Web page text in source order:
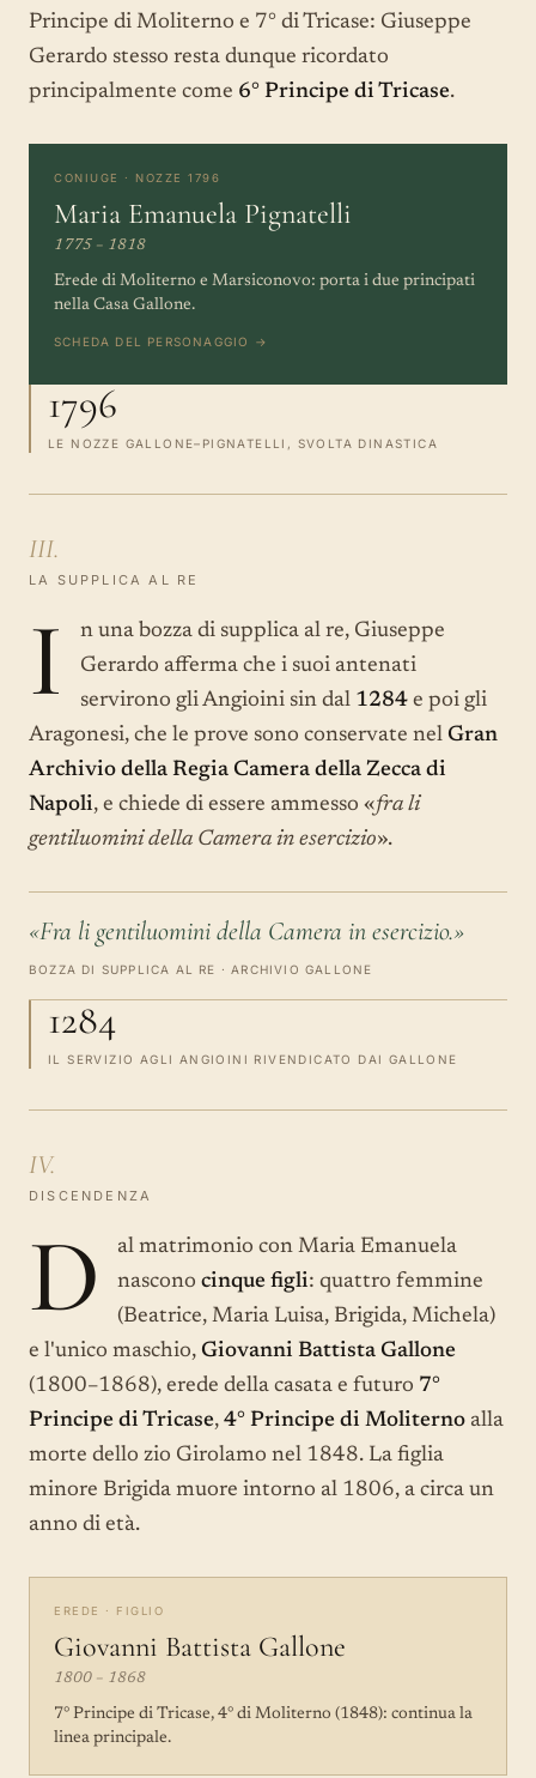
Principe di Moliterno e 7° di Tricase: Giuseppe
Gerardo stesso resta dunque ricordato
principalmente come 6° Principe di Tricase.
CONIUGE · NOZZE 1796
Maria Emanuela Pignatelli
1775 – 1818
Erede di Moliterno e Marsiconovo: porta i due principati
nella Casa Gallone.
SCHEDA DEL PERSONAGGIO →
1796
LE NOZZE GALLONE–PIGNATELLI, SVOLTA DINASTICA
III.
LA SUPPLICA AL RE
I
n una bozza di supplica al re, Giuseppe
Gerardo afferma che i suoi antenati
servirono gli Angioini sin dal 1284 e poi gli
Aragonesi, che le prove sono conservate nel Gran
Archivio della Regia Camera della Zecca di
Napoli, e chiede di essere ammesso «fra li
gentiluomini della Camera in esercizio».
«Fra li gentiluomini della Camera in esercizio.»
BOZZA DI SUPPLICA AL RE · ARCHIVIO GALLONE
1284
IL SERVIZIO AGLI ANGIOINI RIVENDICATO DAI GALLONE
IV.
DISCENDENZA
D
al matrimonio con Maria Emanuela
nascono cinque figli: quattro femmine
(Beatrice, Maria Luisa, Brigida, Michela)
e l'unico maschio, Giovanni Battista Gallone
(1800–1868), erede della casata e futuro 7°
Principe di Tricase, 4° Principe di Moliterno alla
morte dello zio Girolamo nel 1848. La figlia
minore Brigida muore intorno al 1806, a circa un
anno di età.
EREDE · FIGLIO
Giovanni Battista Gallone
1800 – 1868
7° Principe di Tricase, 4° di Moliterno (1848): continua la
linea principale.